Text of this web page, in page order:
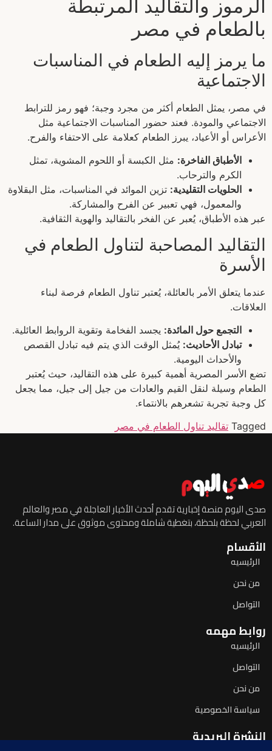
الرموز والتقاليد المرتبطة
بالطعام في مصر
ما يرمز إليه الطعام في المناسبات
الاجتماعية
في مصر، يمثل الطعام أكثر من مجرد وجبة؛ فهو رمز للترابط
الاجتماعي والمودة. فعند حضور المناسبات الاجتماعية مثل
الأعراس أو الأعياد، يبرز الطعام كعلامة على الاحتفاء والفرح.
الأطباق الفاخرة: مثل الكبسة أو اللحوم المشوية، تمثل
الكرم والترحاب.
الحلويات التقليدية: تزين الموائد في المناسبات، مثل البقلاوة
والمعمول، فهي تعبير عن الفرح والمشاركة.
عبر هذه الأطباق، يُعبر عن الفخر بالتقاليد والهوية الثقافية.
التقاليد المصاحبة لتناول الطعام في
الأسرة
عندما يتعلق الأمر بالعائلة، يُعتبر تناول الطعام فرصة لبناء
العلاقات.
التجمع حول المائدة: يجسد الفخامة وتقوية الروابط العائلية.
تبادل الأحاديث: يُمثل الوقت الذي يتم فيه تبادل القصص
والأحداث اليومية.
تضع الأسر المصرية أهمية كبيرة على هذه التقاليد، حيث يُعتبر
الطعام وسيلة لنقل القيم والعادات من جيل إلى جيل، مما يجعل
كل وجبة تجربة تشعرهم بالانتماء.
Tagged تقاليد تناول الطعام في مصر
صدى اليوم منصة إخبارية تقدم أحدث الأخبار العاجلة في مصر والعالم
العربي لحظة بلحظة، بتغطية شاملة ومحتوى موثوق على مدار الساعة.
الأقسام
الرئيسيه
من نحن
التواصل
روابط مهمه
الرئيسيه
التواصل
من نحن
سياسة الخصوصية
النشرة البريدية